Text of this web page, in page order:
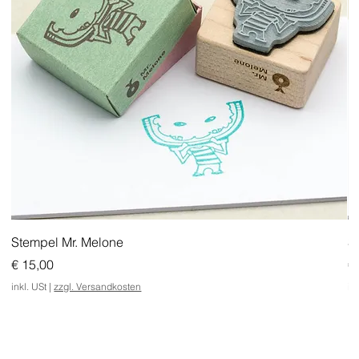
Stempel Mr. Melone
Preis
€ 15,00
inkl. USt |zzgl. Versandkosten
€